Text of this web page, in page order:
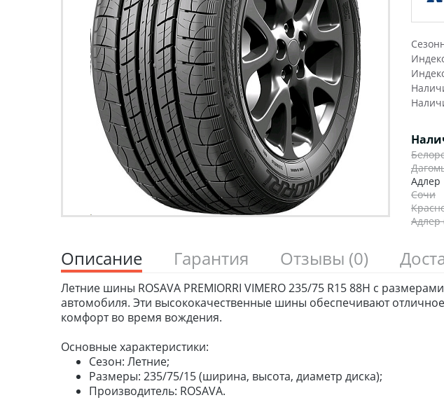
Адлер
Сочи
Адлер
Описание Гарантия Отзывы (0)
Летние шины ROSAVA PREMIORRI VIMERO 235/75 R15 88H с
автомобиля. Эти высококачественные шины обеспечивают
комфорт во время вождения.
Основные характеристики:
Сезон: Летние;
Размеры: 235/75/15 (ширина, высота, диаметр диска);
Производитель: ROSAVA.